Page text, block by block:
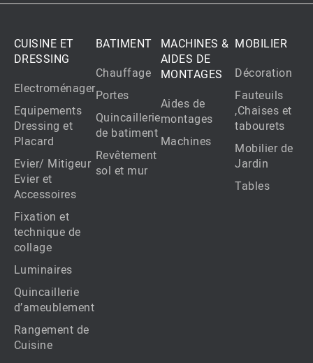
CUISINE ET
DRESSING
Electroménager
Equipements
Dressing et
Placard
Evier/ Mitigeur
Evier et
Accessoires
Fixation et
technique de
collage
Luminaires
Quincaillerie
d’ameublement
Rangement de
Cuisine
BATIMENT
Chauffage
Portes
Quincaillerie
de batiment
Revêtement
sol et mur
MACHINES &
AIDES DE
MONTAGES
Aides de
montages
Machines
MOBILIER
Décoration
Fauteuils
,Chaises et
tabourets
Mobilier de
Jardin
Tables